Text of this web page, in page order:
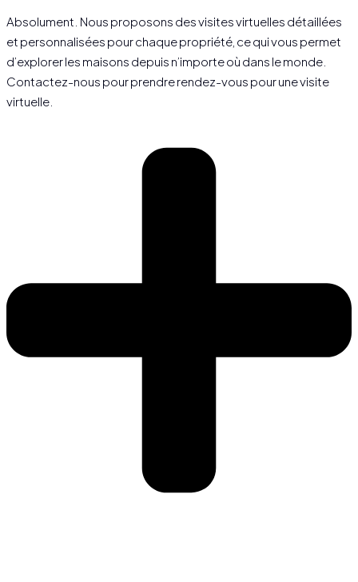
Absolument. Nous proposons des visites virtuelles détaillées
et personnalisées pour chaque propriété, ce qui vous permet
d’explorer les maisons depuis n’importe où dans le monde.
Contactez-nous pour prendre rendez-vous pour une visite
virtuelle.